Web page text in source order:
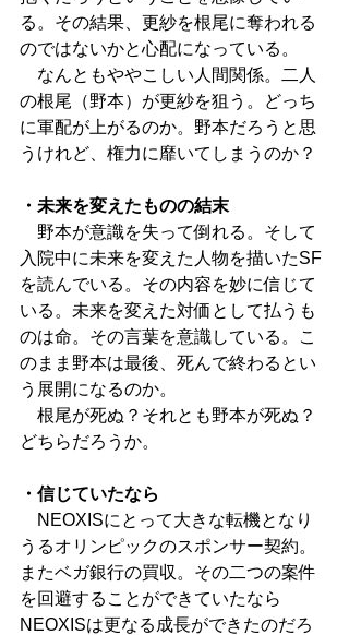
る。その結果、更紗を根尾に奪われる
のではないかと心配になっている。
なんともややこしい人間関係。二人
の根尾（野本）が更紗を狙う。どっち
に軍配が上がるのか。野本だろうと思
うけれど、権力に靡いてしまうのか？
・未来を変えたものの結末
野本が意識を失って倒れる。そして
入院中に未来を変えた人物を描いたSF
を読んでいる。その内容を妙に信じて
いる。未来を変えた対価として払うも
のは命。その言葉を意識している。こ
のまま野本は最後、死んで終わるとい
う展開になるのか。
根尾が死ぬ？それとも野本が死ぬ？
どちらだろうか。
・信じていたなら
NEOXISにとって大きな転機となり
うるオリンピックのスポンサー契約。
またベガ銀行の買収。その二つの案件
を回避することができていたなら
NEOXISは更なる成長ができたのだろ